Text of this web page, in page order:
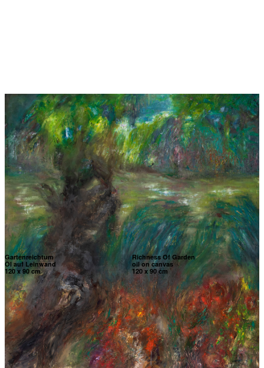
Gartenreichtum
Öl auf Leinwand
120 x 90 cm
Richness Of Garden
oil on canvas
120 x 90 cm